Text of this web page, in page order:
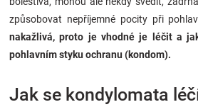
způsobovat nepříjemné pocity při
nakažlivá, proto je vhodné je léčit a
pohlavním styku ochranu (kondom).
Jak se kondylomata